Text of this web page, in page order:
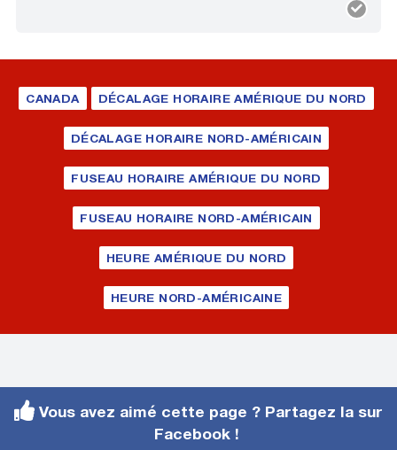
CANADA DÉCALAGE HORAIRE AMÉRIQUE DU NORD
DÉCALAGE HORAIRE NORD-AMÉRICAIN
FUSEAU HORAIRE AMÉRIQUE DU NORD
FUSEAU HORAIRE NORD-AMÉRICAIN
HEURE AMÉRIQUE DU NORD
HEURE NORD-AMÉRICAINE
Vous avez aimé cette page ? Partagez la sur
Facebook !